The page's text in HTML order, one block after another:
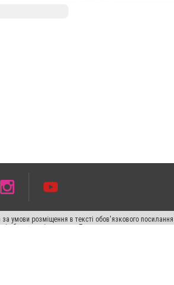
умови розміщення в тексті обов'язкового
або в якості джерела. Порушення виняткових прав